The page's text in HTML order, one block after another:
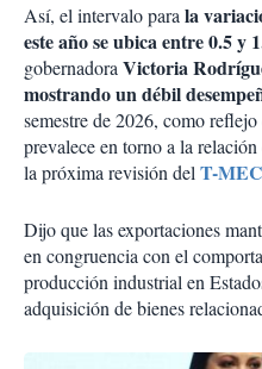
Así, el intervalo parala
este año se ubica entre 0.5 y
gobernadoraVictoria
mostrando un débil
semestre de 2026, como
prevalece en torno a la
la próxima revisión delT-MEC
Dijo que las exportaciones
en congruencia con el
producción industrial en
adquisición de bienes